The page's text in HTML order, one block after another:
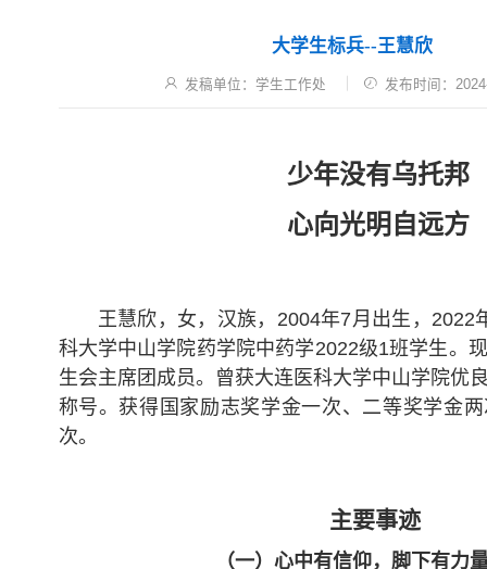
大学生标兵--王慧欣
发稿单位：学生工作处 发布时间：
少年没有乌托邦
心向光明自远方
王慧欣，女，汉族，2004年7月出生，2022
科大学中山学院药学院中药学2022级1班学生。
生会主席团成员。曾获大连医科大学中山学院优
称号。获得国家励志奖学金一次、二等奖学金
次。
主要事迹
（一）心中有信仰， 脚下有力